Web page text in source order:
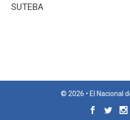
SUTEBA
© 2026 • El Nacional